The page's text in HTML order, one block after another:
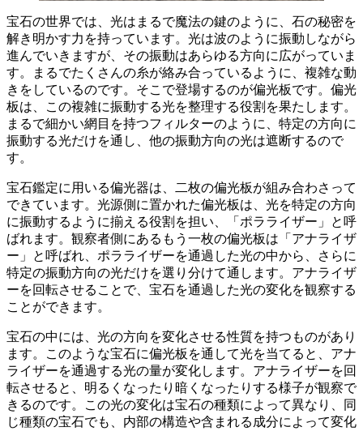
宝石の世界では、光はまるで魔法の鍵のように、石の秘密を
解き明かす力を持っています。 光は波のように振動しながら
進んでいきますが、その振動はあらゆる方向に広がっていま
す。まるでたくさんの糸が絡み合っているように、複雑な動
きをしているのです。そこで登場するのが偏光板です。 偏光
板は、この複雑に振動する光を整理する役割を果たします。
まるで細かい網目を持つフィルターのように、特定の方向に
振動する光だけを通し、他の振動方向の光は遮断するので
す。
宝石鑑定に用いる偏光器は、二枚の偏光板が組み合わさって
できています。光源側に置かれた偏光板は、光を特定の方向
に振動するように揃える役割を担い、「ポラライザー」と呼
ばれます。観察者側にあるもう一枚の偏光板は「アナライザ
ー」と呼ばれ、ポラライザーを通過した光の中から、さらに
特定の振動方向の光だけを選り分けて通します。 アナライザ
ーを回転させることで、宝石を通過した光の変化を観察する
ことができます。
宝石の中には、光の方向を変化させる性質を持つものがあり
ます。
このような宝石に偏光板を通して光を当てると、アナ
ライザーを通過する光の量が変化します。アナライザーを回
転させると、明るくなったり暗くなったりする様子が観察で
きるのです。この光の変化は宝石の種類によって異なり、同
じ種類の宝石でも、内部の構造や含まれる成分によって変化